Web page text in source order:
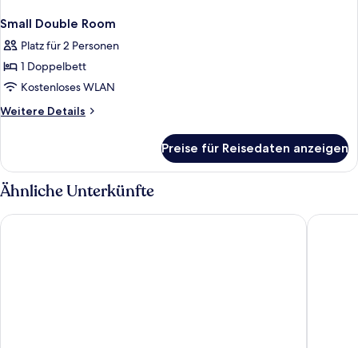
Small Double Room
Platz für 2 Personen
1 Doppelbett
Kostenloses WLAN
Weitere Details
Weitere
Double
Room
Preise für Reisedaten anzeigen
Ähnliche Unterkünfte
Kings Cross Inn Hotel St